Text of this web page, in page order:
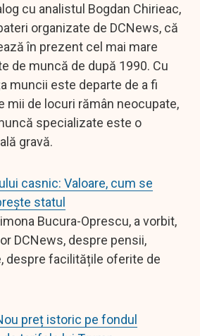
cu analistul Bogdan Chirieac,
organizate de DCNews, că
în prezent cel mai mare
de muncă de după 1990. Cu
muncii este departe de a fi
mii de locuri rămân neocupate,
specializate este o
gravă.
casnic: Valoare, cum se
statul
Bucura-Oprescu, a vorbit,
DCNews, despre pensii,
despre facilitățile oferite de
preț istoric pe fondul